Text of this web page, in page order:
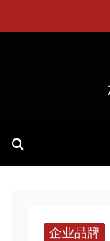
至
企业品牌